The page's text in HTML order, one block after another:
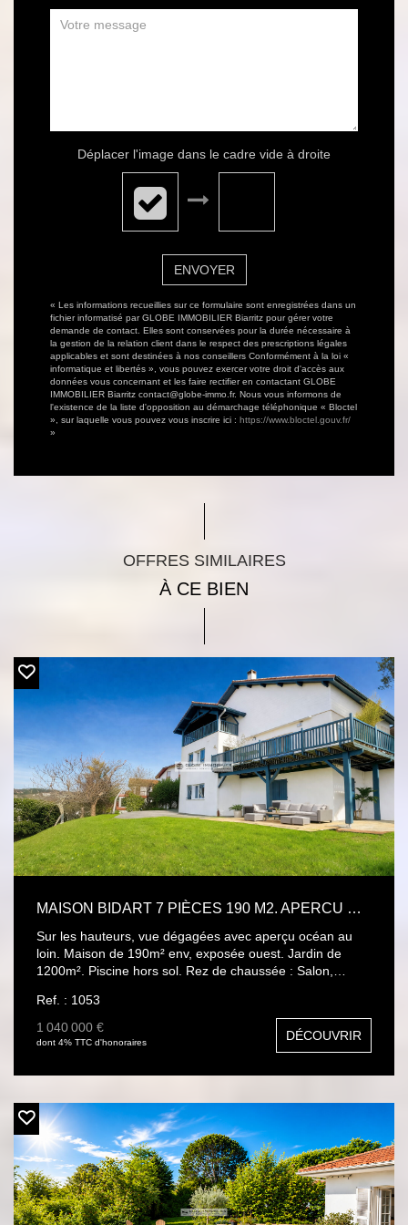
Déplacer l'image dans le cadre vide à droite
ENVOYER
« Les informations recueillies sur ce formulaire sont enregistrées dans un
fichier informatisé par GLOBE IMMOBILIER Biarritz pour gérer votre
demande de contact. Elles sont conservées pour la durée nécessaire à
la gestion de la relation client dans le respect des prescriptions légales
applicables et sont destinées à nos conseillers Conformément à la loi «
informatique et libertés », vous pouvez exercer votre droit d'accès aux
données vous concernant et les faire rectifier en contactant GLOBE
IMMOBILIER Biarritz contact@globe-immo.fr. Nous vous informons de
l'existence de la liste d'opposition au démarchage téléphonique « Bloctel
», sur laquelle vous pouvez vous inscrire ici : https://www.bloctel.gouv.fr/
»
OFFRES SIMILAIRES
À CE BIEN
MAISON BIDART 7 PIÈCES 190 M2. APERCU OCÉAN + STUDIO ATTENANT
Sur les hauteurs, vue dégagées avec aperçu océan au
loin. Maison de 190m² env, exposée ouest. Jardin de
1200m². Piscine hors sol. Rez de chaussée : Salon,
Salle à manger. Cuisine équipée séparée. 1 chambre de
plain pied. 1 WC. 1 salle de bains. Etage : mezzanine
salon avec terrasse vue océan. 2 chambres. 1 salle d'eau
+ WC. 1 studio indépendant (35m²). Double garage
(65m²). Piscinable. Mr Olivier Brégeon TEL : 06 11 66 76
Ref. : 1053
1 040 000 €
dont 4% TTC d'honoraires DÉCOUVRIR